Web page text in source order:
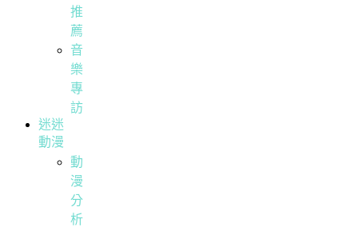
推
薦
音
樂
專
訪
迷迷
動漫
動
漫
分
析